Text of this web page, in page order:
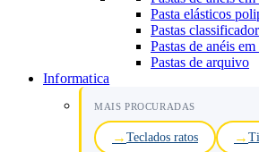
Pasta elásticos
Pastas
Pastas de anéis
Pastas de arquivo
Informatica
MAIS PROCURADAS
Teclados ratos